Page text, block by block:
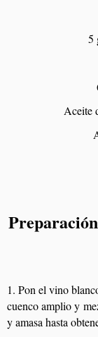
5
Aceite
1. Pon el vino
cuenco amplio y
y amasa hasta